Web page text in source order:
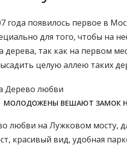
года появилось первое в
для того, чтобы на
так как на первом
целую аллею таких
МОЛОДОЖЕНЫ ВЕШАЮТ ЗАМОК
любви на Лужковом мосту,
красивый вид, удобная